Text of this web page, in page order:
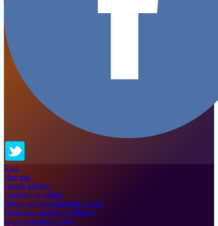
Блог
Про нас
Графік роботи
Гарантія та сервіс
Обмін або повернення товару
Політика конфіденційності
Користувацька угода